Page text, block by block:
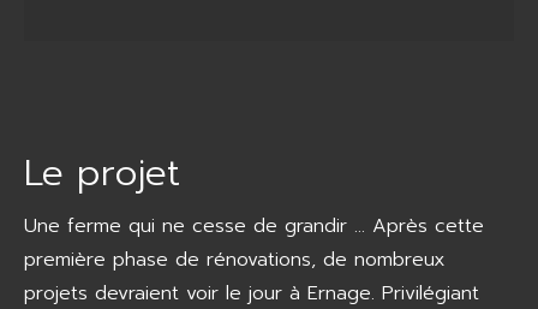
Le projet
Une ferme qui ne cesse de grandir … Après cette
première phase de rénovations, de nombreux
projets devraient voir le jour à Ernage. Privilégiant